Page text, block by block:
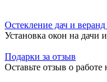
Остекление дач и
Установка окон на дачи
Подарки за отзыв
Оставьте отзыв о